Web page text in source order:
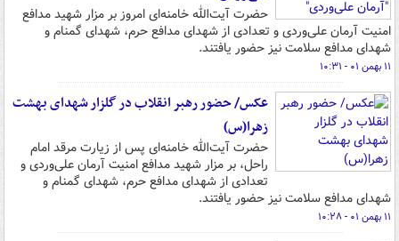
حضرت آیت‌الله خامنه‌ای امروز بر مزار شهید مدافع
امنیت آرمان علی‌وردی و تعدادی از شهدای مدافع حرم، شهدای گمنام و
شهدای مدافع سلامت نیز حضور یافتند.
۱۱ بهمن ۰۱ - ۱۰:۳۱
عکس/ حضور رهبر انقلاب در گلزار شهدای بهشت
زهرا(س)
حضرت آیت‌الله خامنه‌ای پس از زیارت مرقد امام
راحل، بر مزار شهید مدافع امنیت آرمان علی‌وردی و
تعدادی از شهدای مدافع حرم، شهدای گمنام و
شهدای مدافع سلامت نیز حضور یافتند.
۱۱ بهمن ۰۱ - ۱۰:۲۸